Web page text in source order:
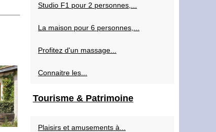
Studio F1 pour 2 personnes,...
La maison pour 6 personnes,...
Profitez d'un massage...
Connaitre les...
Tourisme & Patrimoine
Plaisirs et amusements à...